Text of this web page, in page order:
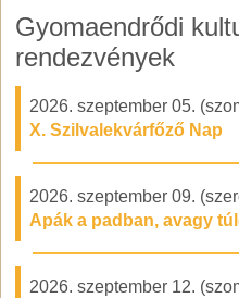
Gyomaendrődi
rendezvények
2026. szeptember 05.
X. Szilvalekvárfőző Nap
2026. szeptember 09.
Apák a padban, avagy
2026. szeptember 12.